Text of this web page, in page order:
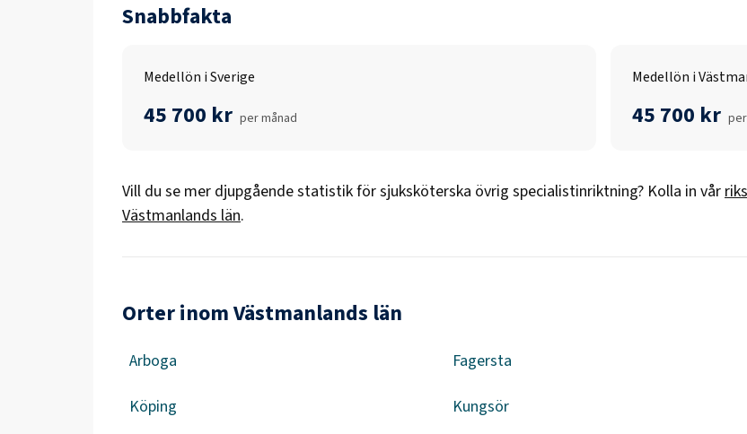
Snabbfakta
Medellön i Sverige
45 700 kr per månad
Medellön i
45 700 kr
Vill du se mer djupgående statistik försjuksköterska övrig specialistinriktning? Kolla in vår
Västmanlands län.
Orter inom Västmanlands län
Arboga Fagersta
Köping Kungsör